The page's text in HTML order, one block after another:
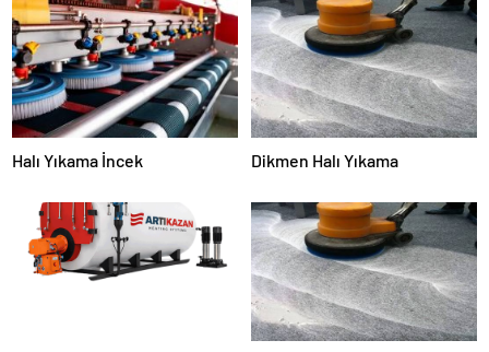
Halı Yıkama İncek Dikmen Halı Yıkama